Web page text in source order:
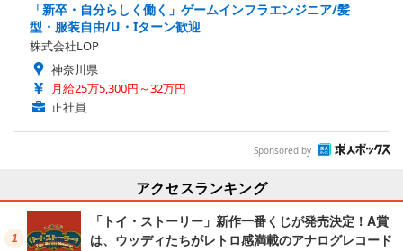
「新卒・自分らしく働く」ゲームインフラエンジニア/髪
型・服装自由/U・Iターン歓迎
株式会社LOP
神奈川県
月給25万5,300円～32万円
正社員
Sponsored by
アクセスランキング
「トイ・ストーリー」新作一番くじが発売決定！A賞
は、ウッディたちがレトロ感満載のアナログレコード